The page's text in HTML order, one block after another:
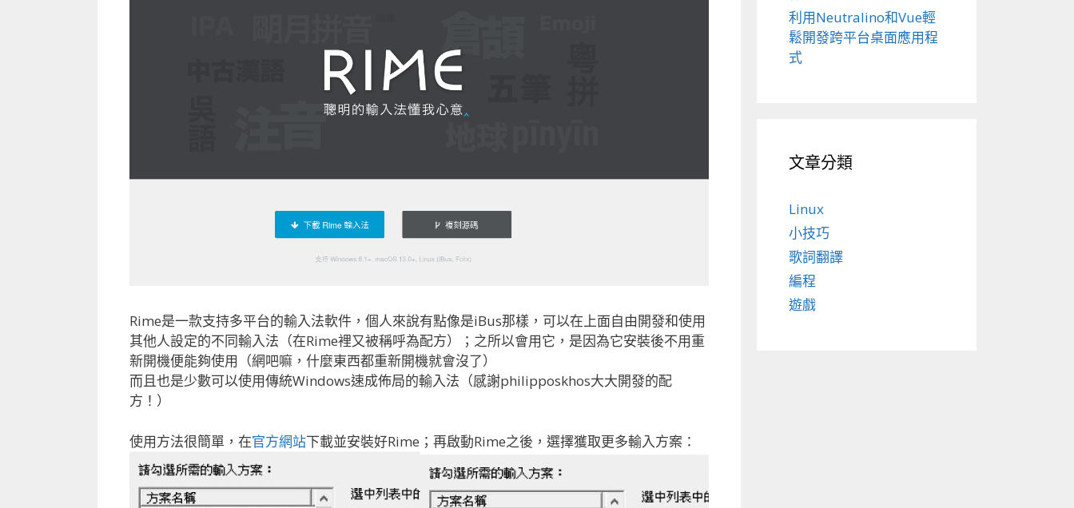
Rime是一款支持多平台的輸入法軟件，個人來說有點像是iBus那樣，可以在上面自由開發和使用
其他人設定的不同輸入法（在Rime裡又被稱呼為配方）；之所以會用它，是因為它安裝後不用重
新開機便能夠使用（網吧嘛，什麼東西都重新開機就會沒了）
而且也是少數可以使用傳統Windows速成佈局的輸入法（感謝philipposkhos大大開發的配
方！）
使用方法很簡單，在官方網站下載並安裝好Rime；再啟動Rime之後，選擇獲取更多輸入方案：
利用Neutralino和Vue輕
鬆開發跨平台桌面應用程
式
文章分類
Linux
小技巧
歌詞翻譯
編程
遊戲